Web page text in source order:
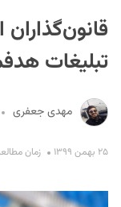
قانون‌گذاران
تبلیغات
مهدی جعفری
۲۵ بهمن ۱۳۹۹ زمان مطالعه : ۳